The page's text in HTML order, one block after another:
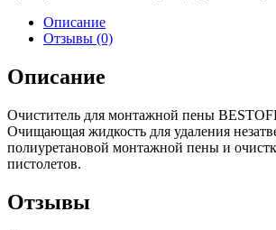
Описание
Отзывы (0)
Описание
Очиститель для монтажной пены
Очищающая жидкость для удаления
полиуретановой монтажной пены и
пистолетов.
Отзывы